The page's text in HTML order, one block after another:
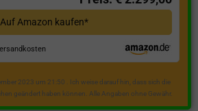
Auf Amazon kaufen*
2023 um 21:50 . Ich weise darauf hin, dass sich die
geändert haben können. Alle Angaben ohne Gewähr.